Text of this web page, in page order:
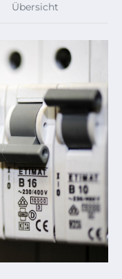
Übersicht